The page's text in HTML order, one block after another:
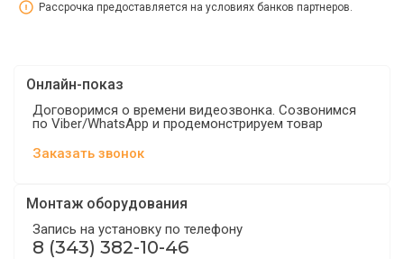
Рассрочка предоставляется на условиях банков партнеров.
Онлайн-показ
Договоримся о времени видеозвонка. Созвонимся
по Viber/WhatsApp и продемонстрируем товар
Заказать звонок
Монтаж оборудования
Запись на установку по телефону
8 (343) 382-10-46